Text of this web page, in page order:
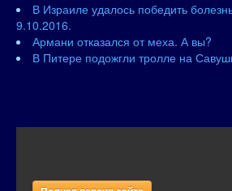
В Израиле удалось победить
9.10.2016.
Армани отказался от меха. А вы?
В Питере подожгли тролле на